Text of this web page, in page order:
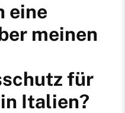
eine
meinen
für
Italien?